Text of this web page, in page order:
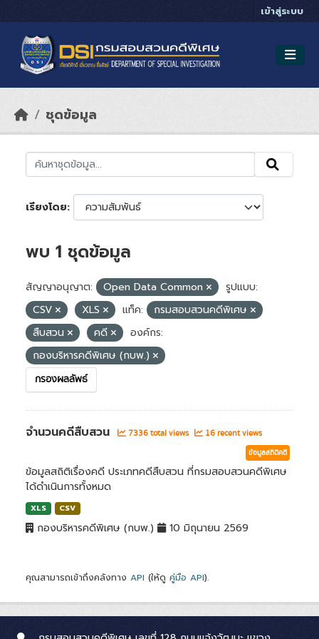
เข้าสู่ระบบ
ชุดข้อมูล
เรียงโดย
พบ 1 ชุดข้อมูล
สัญญาอนุญาต: Open Data Common
รูปแบบ:
CSV
XLS แท็ค:
กรมสอบสวนคดีพิเศษ
สืบสวน
คดี
องค์กร:
กองบริหารคดีพิเศษ (กบพ.)
กรองผลลัพธ์
จำนวนคดีสืบสวน 7336 total views 16 recent views
ข้อมูลสถิติคดี
ข้อมูลสถิติเรื่องคดี ประเภทคดีสืบสวน ที่กรมสอบสวนคดีพิเศษ
ได้ดำเนินการทั้งหมด
XLS CSV
กองบริหารคดีพิเศษ (กบพ.) 10 มิถุนายน 2569
คุณสามารถเข้าถึงคลังทาง API (ให้ดู คู่มือ API).